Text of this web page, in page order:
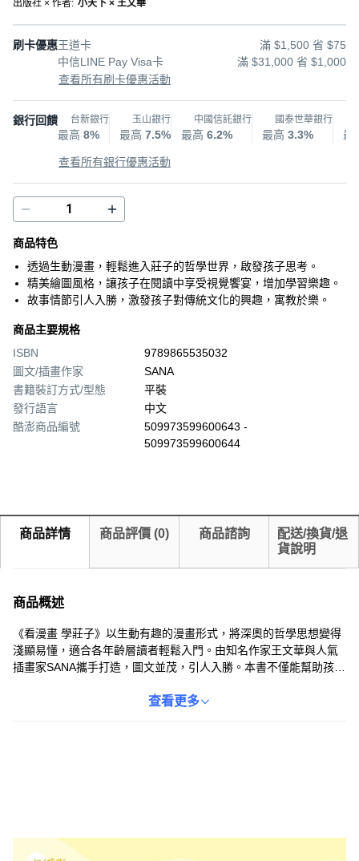
出版社 × 作者: 小天下 × 王文華
刷卡優惠王道卡
滿 $1,500 省 $75
中信LINE Pay Visa卡
滿 $31,000 省 $1,000
查看所有刷卡優惠活動
銀行回饋 台新銀行
最高 8%
玉山銀行
最高 7.5%
中國信託銀行
最高 6.2%
國泰世華銀行
最高 3.3% 最
查看所有銀行優惠活動
商品特色
透過生動漫畫，輕鬆進入莊子的哲學世界，啟發孩子思考。
精美繪圖風格，讓孩子在閱讀中享受視覺饗宴，增加學習樂趣。
故事情節引人入勝，激發孩子對傳統文化的興趣，寓教於樂。
商品主要規格
ISBN
9789865535032
圖文/插畫作家
SANA
書籍裝訂方式/型態
平裝
發行語言
中文
酷澎商品編號
509973599600643 -
509973599600644
商品詳情 商品評價 (0) 商品諮詢
配送/換貨/退
貨說明
商品概述
《看漫畫 學莊子》以生動有趣的漫畫形式，將深奧的哲學思想變得
淺顯易懂，適合各年齡層讀者輕鬆入門。由知名作家王文華與人氣
插畫家SANA攜手打造，圖文並茂，引人入勝。本書不僅能幫助孩子
中，以輕鬆的方式重溫傳統文化。透過漫畫情節，讀者可以更直觀
查看更多